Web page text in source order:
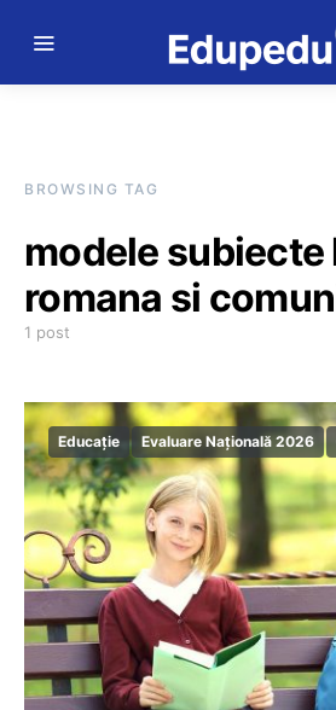
BROWSING TAG
modele subiecte
romana si
1 post
Educație Evaluare Națională 2026